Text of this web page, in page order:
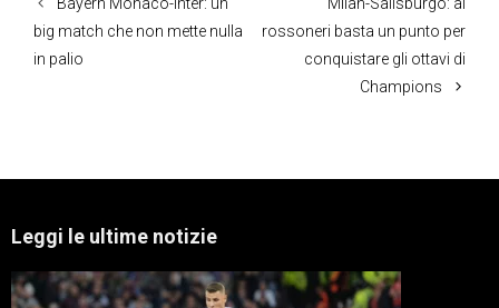
Bayern Monaco-Inter: un
big match che non mette nulla
in palio
Milan-Salisburgo: ai
rossoneri basta un punto per
conquistare gli ottavi di
Champions
Leggi le ultime notizie